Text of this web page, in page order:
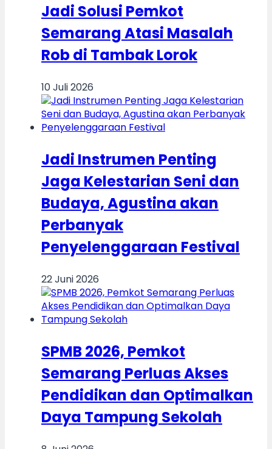
Jadi Solusi Pemkot
Semarang Atasi Masalah
Rob di Tambak Lorok
10 Juli 2026
Jadi Instrumen Penting
Jaga Kelestarian Seni dan
Budaya, Agustina akan
Perbanyak
Penyelenggaraan Festival
22 Juni 2026
SPMB 2026, Pemkot
Semarang Perluas Akses
Pendidikan dan Optimalkan
Daya Tampung Sekolah